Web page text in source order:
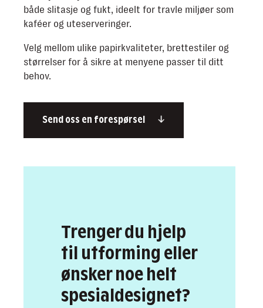
både slitasje og fukt, ideelt for travle miljøer som
kaféer og uteserveringer.
Velg mellom ulike papirkvaliteter, brettestiler og
størrelser for å sikre at menyene passer til ditt
behov.
Send oss en forespørsel
Trenger du hjelp
til utforming eller
ønsker noe helt
spesialdesignet?